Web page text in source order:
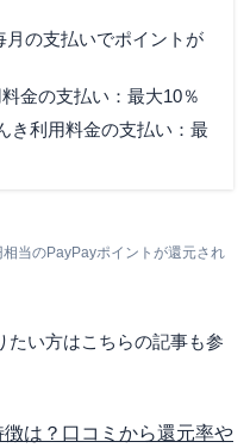
月の支払いでポイントが
金の支払い：最大10％
き利用料金の支払い：最
当のPayPayポイントが還元され
たい方はこちらの記事も参
は？口コミから還元率や